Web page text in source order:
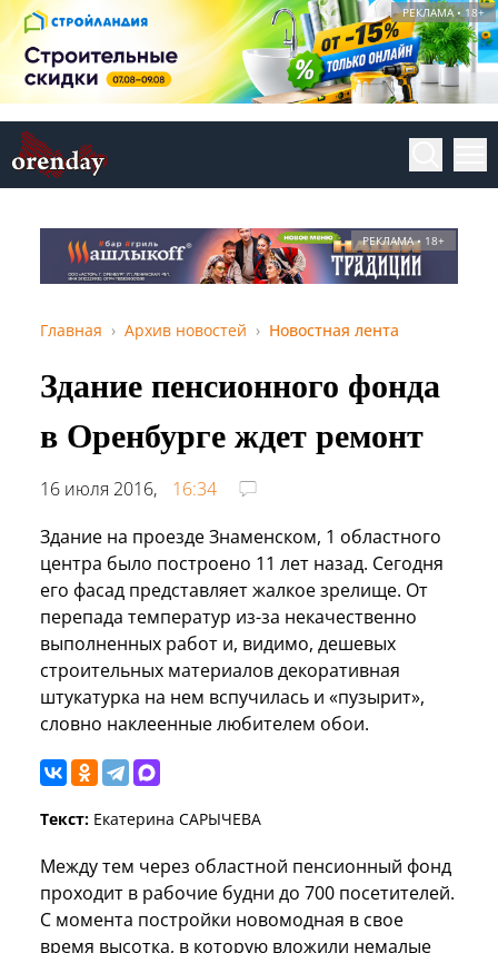
РЕКЛАМА • 18+
РЕКЛАМА • 18+
Главная Архив новостей Новостная лента
Здание пенсионного фонда
в Оренбурге ждет ремонт
16 июля 2016,
16:34
Здание на проезде Знаменском, 1 областного
центра было построено 11 лет назад. Сегодня
его фасад представляет жалкое зрелище. От
перепада температур из-за некачественно
выполненных работ и, видимо, дешевых
строительных материалов декоративная
штукатурка на нем вспучилась и «пузырит»,
словно наклеенные любителем обои.
Текст: Екатерина САРЫЧЕВА
Между тем через областной пенсионный фонд
проходит в рабочие будни до 700 посетителей.
С момента постройки новомодная в свое
время высотка, в которую вложили немалые